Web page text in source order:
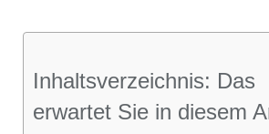
Inhaltsverzeichnis: Das
erwartet Sie in diesem